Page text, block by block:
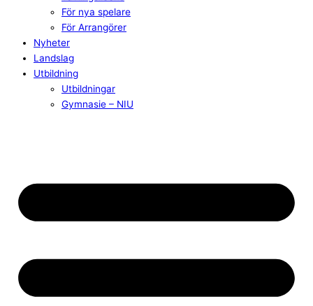
För nya spelare
För Arrangörer
Nyheter
Landslag
Utbildning
Utbildningar
Gymnasie – NIU